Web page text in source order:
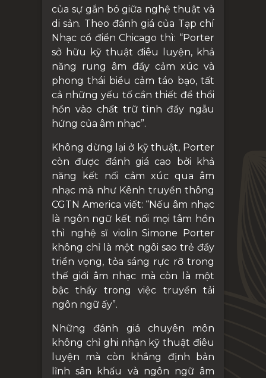
của sự gắn bó giữa nghệ thuật và
di sản. Theo đánh giá của Tạp chí
Nhạc cổ điển Chicago thì: “Porter
sở hữu kỹ thuật điêu luyện, khả
năng rung âm đầy cảm xúc và
phong thái biểu cảm táo bạo, tất
cả những yếu tố cần thiết để thổi
hồn vào chất trữ tình đầy ngẫu
hứng của âm nhạc”.
Không dừng lại ở kỹ thuật, Porter
còn được đánh giá cao bởi khả
năng kết nối cảm xúc qua âm
nhạc mà như Kênh truyền thông
CGTN America viết: “Nếu âm nhạc
là ngôn ngữ kết nối mọi tâm hồn
thì nghệ sĩ violin Simone Porter
không chỉ là một ngôi sao trẻ đầy
triển vọng, tỏa sáng rực rỡ trong
thế giới âm nhạc mà còn là một
bậc thầy trong việc truyền tải
ngôn ngữ ấy”.
Những đánh giá chuyên môn
không chỉ ghi nhận kỹ thuật điêu
luyện mà còn khẳng định bản
lĩnh sân khấu và ngôn ngữ âm